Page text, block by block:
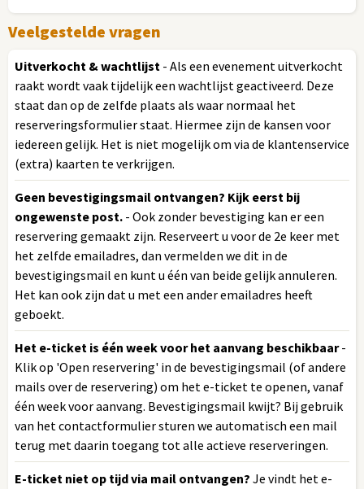
Veelgestelde vragen
Uitverkocht & wachtlijst - Als een evenement uitverkocht
raakt wordt vaak tijdelijk een wachtlijst geactiveerd. Deze
staat dan op de zelfde plaats als waar normaal het
reserveringsformulier staat. Hiermee zijn de kansen voor
iedereen gelijk. Het is niet mogelijk om via de klantenservice
(extra) kaarten te verkrijgen.
Geen bevestigingsmail ontvangen? Kijk eerst bij
ongewenste post. - Ook zonder bevestiging kan er een
reservering gemaakt zijn. Reserveert u voor de 2e keer met
het zelfde emailadres, dan vermelden we dit in de
bevestigingsmail en kunt u één van beide gelijk annuleren.
Het kan ook zijn dat u met een ander emailadres heeft
geboekt.
Het e-ticket is één week voor het aanvang beschikbaar-
Klik op 'Open reservering' in de bevestigingsmail (of andere
mails over de reservering) om het e-ticket te openen, vanaf
één week voor aanvang. Bevestigingsmail kwijt? Bij gebruik
van het contactformulier sturen we automatisch een mail
terug met daarin toegang tot alle actieve reserveringen.
E-ticket niet op tijd via mail ontvangen? Je vindt het e-